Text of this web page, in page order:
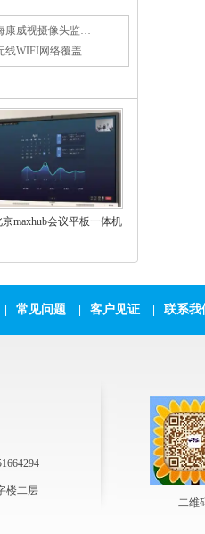
海淀区海康威视监控安装-北京海康威视摄像头监控工程安装维修公司
昌平区无线网络覆盖安装-北京无线WIFI网络覆盖安装维修公司
京maxhub会议平板一体机
常见问题 客户见证 联系我
楼二层
二维